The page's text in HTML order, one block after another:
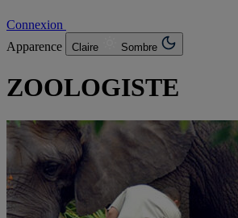
Connexion
Apparence
Claire Sombre
ZOOLOGISTE